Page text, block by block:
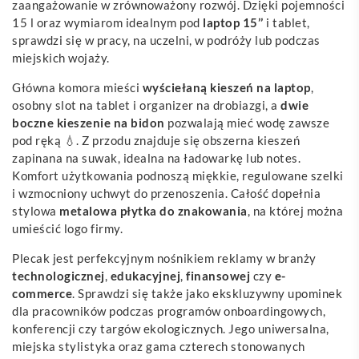
zaangażowanie w zrównoważony rozwój. Dzięki pojemności
15 l oraz wymiarom idealnym pod laptop 15’’ i tablet,
sprawdzi się w pracy, na uczelni, w podróży lub podczas
miejskich wojaży.
Główna komora mieści wyściełaną kieszeń na laptop,
osobny slot na tablet i organizer na drobiazgi, a dwie
boczne kieszenie na bidon pozwalają mieć wodę zawsze
pod ręką 💧. Z przodu znajduje się obszerna kieszeń
zapinana na suwak, idealna na ładowarkę lub notes.
Komfort użytkowania podnoszą miękkie, regulowane szelki
i wzmocniony uchwyt do przenoszenia. Całość dopełnia
stylowa metalowa płytka do znakowania, na której można
umieścić logo firmy.
Plecak jest perfekcyjnym nośnikiem reklamy w branży
technologicznej, edukacyjnej, finansowej czy e-
commerce. Sprawdzi się także jako ekskluzywny upominek
dla pracowników podczas programów onboardingowych,
konferencji czy targów ekologicznych. Jego uniwersalna,
miejska stylistyka oraz gama czterech stonowanych